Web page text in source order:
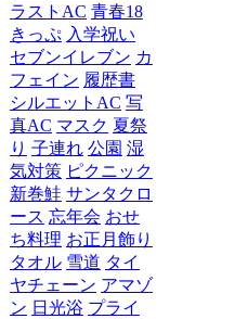
ラストAC 青春18
きっぷ 入学祝い
セブンイレブン カ
フェイン 履歴書
シルエットAC 写
真AC マスク 夏祭
り 子連れ 公園 湿
気対策 ピクニック
新巻鮭 サンタクロ
ース 忘年会 おせ
ち料理 お正月飾り
タオル 雪道 タイ
ヤチェーン アマゾ
ン 日光浴 プライ